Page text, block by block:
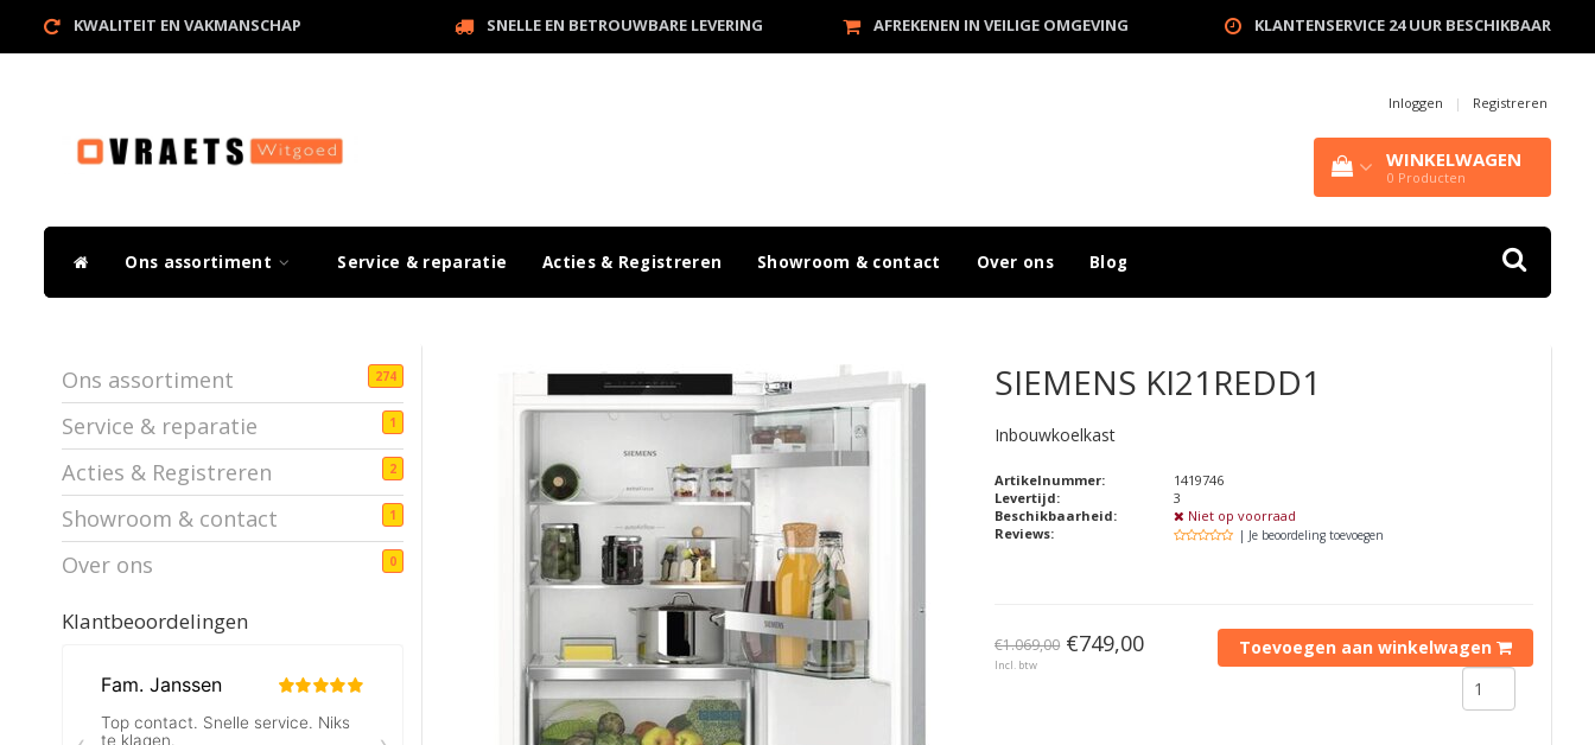
KWALITEIT EN VAKMANSCHAP SNELLE EN BETROUWBARE LEVERING AFREKENEN IN VEILIGE OMGEVING KLANTENSERVICE 24 UUR BESCHIKBAAR
Inloggen | Registreren
WINKELWAGEN
0 Producten
Ons assortiment Service & reparatie Acties & Registreren Showroom & contact Over ons Blog
Ons assortiment 274
Service & reparatie 1
Acties & Registreren 2
Showroom & contact 1
Over ons 0
Klantbeoordelingen
SIEMENS KI21REDD1
Inbouwkoelkast
Artikelnummer:
1419746
Levertijd:
3
Beschikbaarheid:
Niet op voorraad
Reviews:
| Je beoordeling toevoegen
€1.069,00 €749,00
Incl. btw
Toevoegen aan winkelwagen